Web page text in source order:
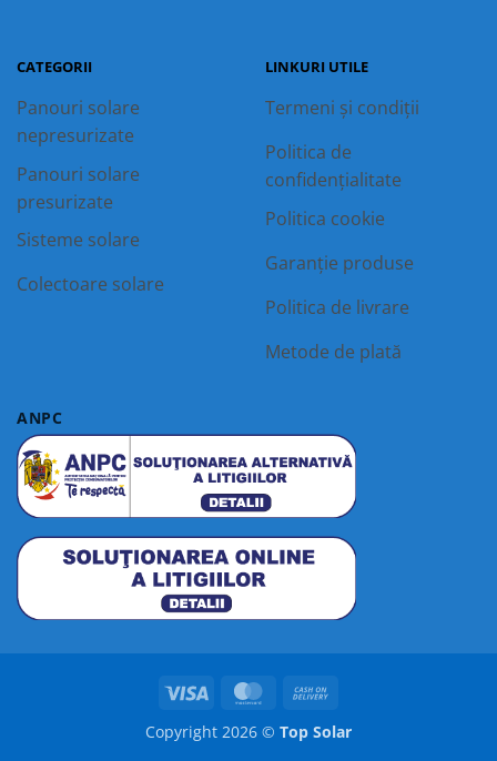
CATEGORII
Panouri solare
nepresurizate
Panouri solare
presurizate
Sisteme solare
Colectoare solare
LINKURI UTILE
Termeni și condiții
Politica de
confidențialitate
Politica cookie
Garanție produse
Politica de livrare
Metode de plată
ANPC
Visa MasterCard
Delivery
Copyright 2026 © Top Solar